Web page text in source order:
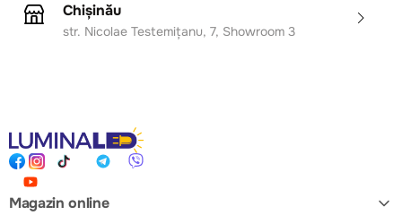
Chișinău
str. Nicolae Testemițanu, 7, Showroom 3
Magazin online